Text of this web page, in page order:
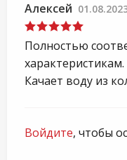
Алексей
Полностью
характеристикам.
Качает воду из
Войдите, чтобы